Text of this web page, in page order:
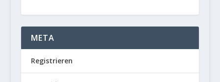
META
Registrieren